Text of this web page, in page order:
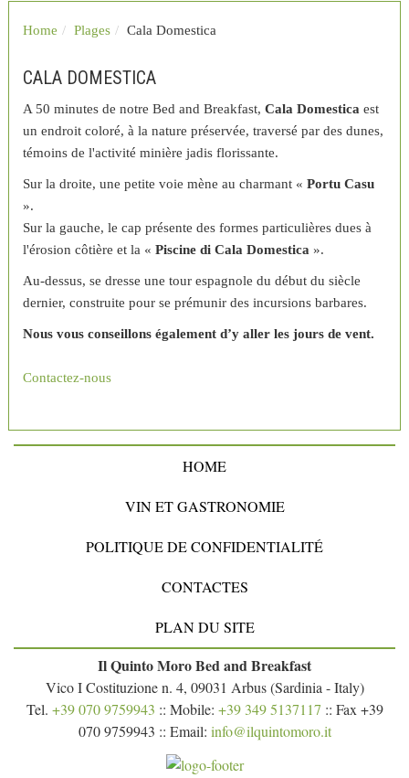
Home Plages Cala Domestica
CALA DOMESTICA
A 50 minutes de notre Bed and Breakfast, Cala Domestica est
un endroit coloré, à la nature préservée, traversé par des dunes,
témoins de l'activité minière jadis florissante.
Sur la droite, une petite voie mène au charmant « Portu Casu
».
Sur la gauche, le cap présente des formes particulières dues à
l'érosion côtière et la « Piscine di Cala Domestica ».
Au-dessus, se dresse une tour espagnole du début du siècle
dernier, construite pour se prémunir des incursions barbares.
Nous vous conseillons également d’y aller les jours de vent.
Contactez-nous
HOME
VIN ET GASTRONOMIE
POLITIQUE DE CONFIDENTIALITÉ
CONTACTES
PLAN DU SITE
Il Quinto Moro Bed and Breakfast
Vico I Costituzione n. 4, 09031 Arbus (Sardinia - Italy)
Tel. +39 070 9759943 :: Mobile: +39 349 5137117 :: Fax +39
070 9759943 :: Email: info@ilquintomoro.it